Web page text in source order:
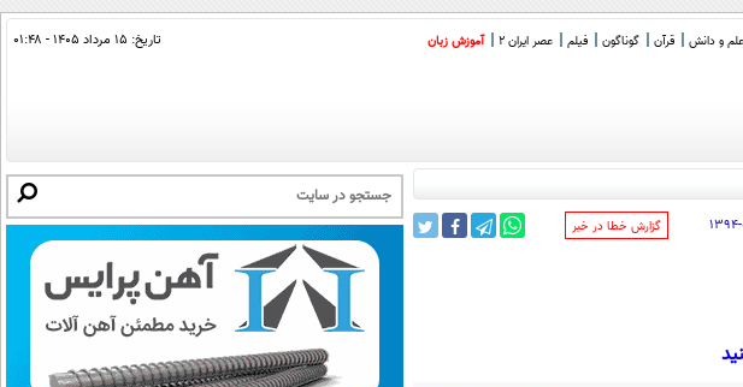
علم و دانش قرآن گوناگون فیلم عصر ایران 2 آموزش زبان تاریخ: ۱۵ مرداد ۱۴۰۵ - ۰۱:۴۸
‌گزارش خطا در خبر